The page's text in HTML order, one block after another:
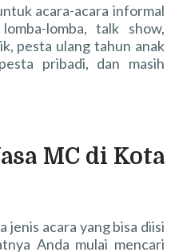
acara-acara informal
lomba, talk show,
pesta ulang tahun anak
pribadi, dan masih
MC di Kota
jenis acara yang bisa diisi
Anda mulai mencari